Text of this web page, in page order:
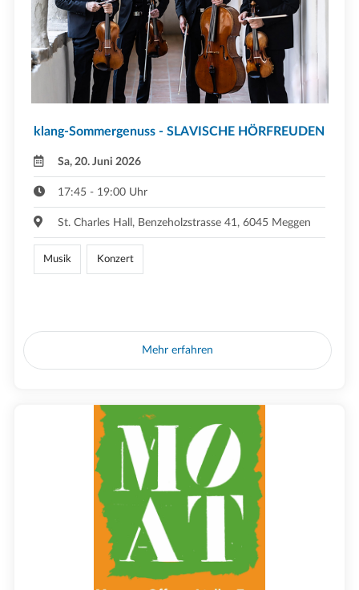
klang-Sommergenuss - SLAVISCHE HÖRFREUDEN
Sa, 20. Juni 2026
17:45 - 19:00 Uhr
St. Charles Hall, Benzeholzstrasse 41, 6045 Meggen
Musik Konzert
Mehr erfahren